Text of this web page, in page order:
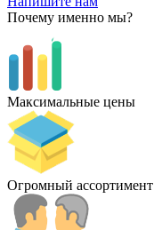
Почему именно мы?
Максимальные цены
Огромный ассортимент